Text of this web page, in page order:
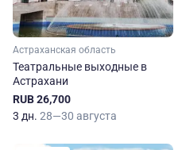
Астраханская область
Театральные выходные в
Астрахани
RUB 26,700
3 дн. 28—30 августа